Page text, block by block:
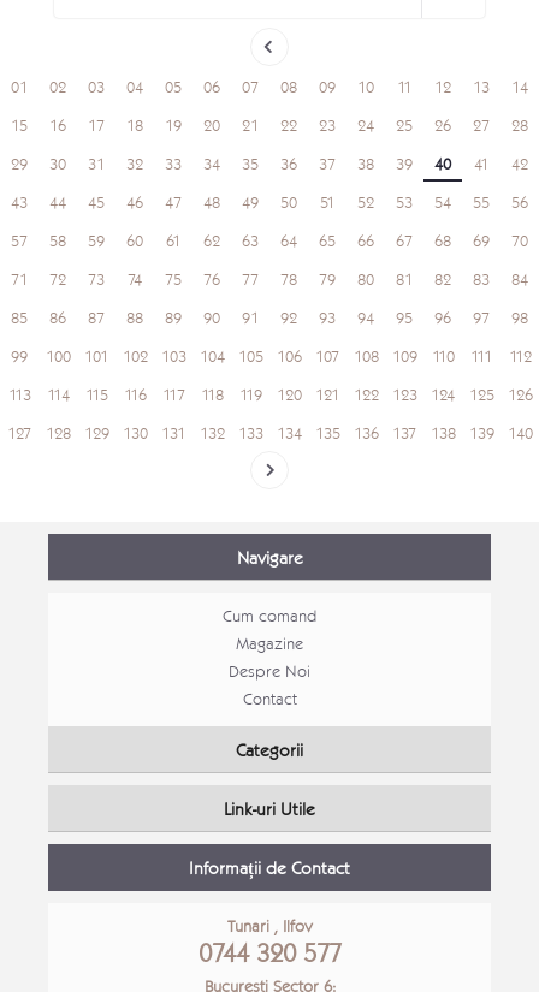
01 02 03 04 05 06 07 08 09 10 11 12 13
14
15
16 17 18 19 20 21 22 23 24 25 26 27
28
29
30 31 32 33 34 35 36 37 38 39 40 41
42
43
44 45 46 47 48 49 50 51 52 53 54 55
56
57
58 59 60 61 62 63 64 65 66 67 68 69
70
71
72 73 74 75 76 77 78 79 80 81 82 83
84
85
86 87 88 89 90 91 92 93 94 95 96 97
98
99
100 101 102 103 104 105 106 107 108 109 110 111
112
113
114 115 116 117 118 119 120 121 122 123 124 125
126
127
128 129 130 131 132 133 134 135 136 137 138 139 140
Navigare
Cum comand
Magazine
Despre Noi
Contact
Categorii
Link-uri Utile
Informații de Contact
Tunari , Ilfov
0744 320 577
Bucuresti Sector 6: